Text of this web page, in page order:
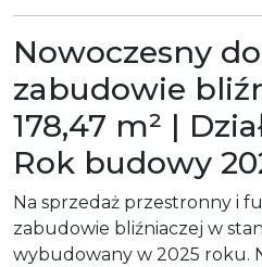
Nowoczesny
zabudowie
178,47 m² |
Rok budowy
Na sprzedaż przestronny i
zabudowie bliźniaczej w
wybudowany w 2025 roku.